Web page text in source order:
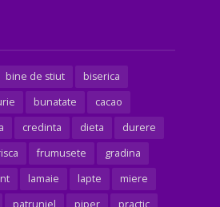
bine de stiut
biserica
bunatate
cacao
credinta dieta
durere
frumusete
gradina
lamaie lapte
miere
patrunjel piper practic